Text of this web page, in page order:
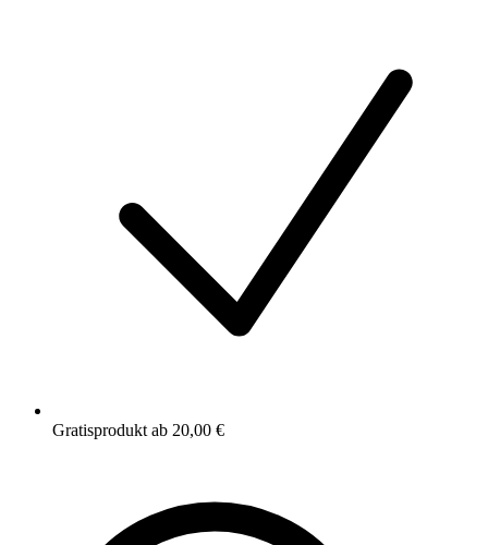
Gratisprodukt ab 20,00 €